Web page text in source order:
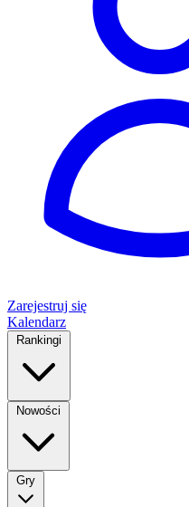
Zarejestruj się
Kalendarz
Rankingi
Nowości
Gry